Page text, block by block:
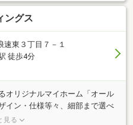
ングス
速東３丁目７－１
徒歩4分
オリジナルマイホーム「オール
イン・仕様等々、細部まで選べ
します。 もちろん、中古戸
見る